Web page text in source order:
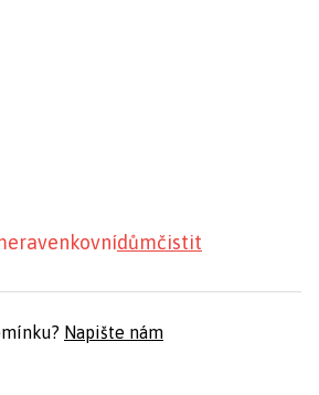
venkovnídůmčistit
Napište nám